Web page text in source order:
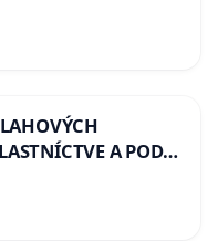
A POD
& žiadosť
závlahových a